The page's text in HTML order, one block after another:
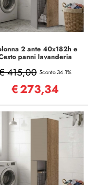
2 ante 40x182h e
panni lavanderia
415,00 Sconto 34.1%
€273,34